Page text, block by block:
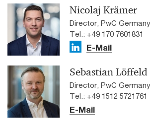
Nicolaj Krämer
Director, PwC Germany
Tel.: +49 170 7601831
E-Mail
Sebastian Löffeld
Director, PwC Germany
Tel.: +49 1512 5721761
E-Mail